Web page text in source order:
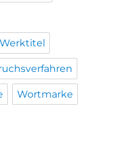
Werktitel
Wortmarke